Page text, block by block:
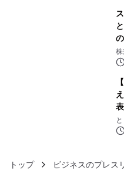
表
トップ ビジネスのプレス